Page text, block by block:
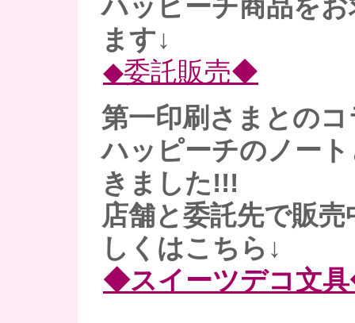
ハッピーチ商品を
ます↓
◆委託販売◆
第一印刷さまとの
ハッピーチのノー
きました!!!
店舗と委託先で販
しくはこちら↓
◆スイーツデコ文